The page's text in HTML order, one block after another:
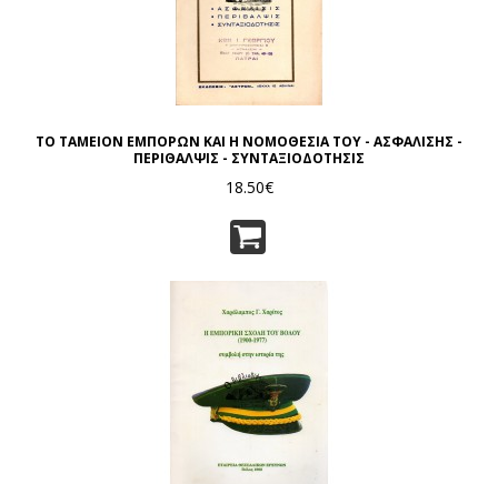
ΤΟ ΤΑΜΕΙΟΝ ΕΜΠΟΡΩΝ ΚΑΙ Η ΝΟΜΟΘΕΣΙΑ ΤΟΥ - ΑΣΦΑΛΙΣΗΣ -
ΠΕΡΙΘΑΛΨΙΣ - ΣΥΝΤΑΞΙΟΔΟΤΗΣΙΣ
18.50€